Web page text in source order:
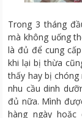
Trong 3 tháng
mà không uống
là đủ để cung
khi lại bị thừa
thấy hay bị
nhu cầu dinh
đủ nữa. Mình
hàng ngày hoặc